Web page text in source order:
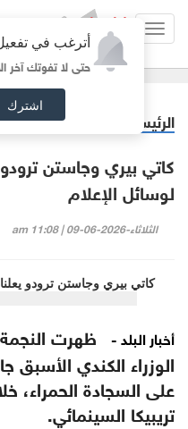
أترغب في
حتى لا تفوتك آخر
اشترك
الرئيسية
كاتي بيري وجاستن
لوسائل الإعلام
الثلاثاء-2026-06-09 | 11:08 am
أخبار البلد -
ظهرت
الوزراء الكندي الأسبق
على السجادة الحمراء،
تريبيكا السينمائي.